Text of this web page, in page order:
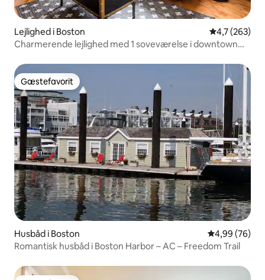
Lejlighed i Boston 4,7 ud af 5 i
4,7 (263)
Charmerende lejlighed med 1 soveværelse i downtown
Gæstefavorit
Gæstefavorit
Husbåd i Boston 4,99 ud af 5 i
4,99 (76)
Romantisk husbåd i Boston Harbor – AC – Freedom Trail